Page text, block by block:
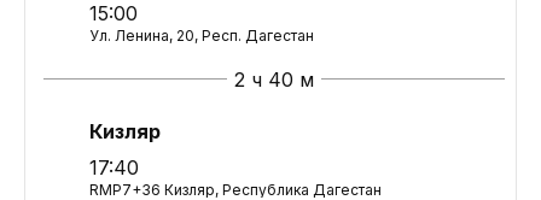
15:00
Ул. Ленина, 20, Респ. Дагестан
2 ч 40 м
Кизляр
17:40
RMP7+36 Кизляр, Республика Дагестан